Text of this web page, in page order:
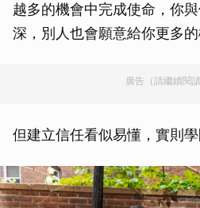
越多的機會中完成使命，你
深，別人也會願意給你更多的
廣告（請繼續閱讀
但建立信任看似易懂，實則學